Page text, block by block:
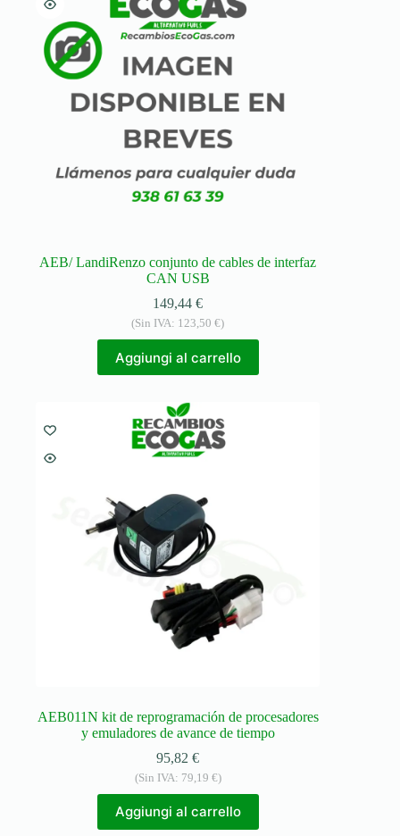
AEB/ LandiRenzo conjunto de cables de interfaz
CAN USB
149,44€
(Sin IVA: 123,50€)
Aggiungi al carrello
AEB011N kit de reprogramación de procesadores
y emuladores de avance de tiempo
95,82€
(Sin IVA: 79,19 €)
Aggiungi al carrello